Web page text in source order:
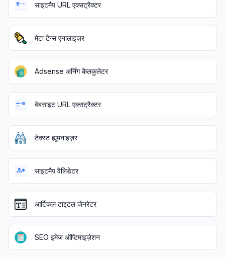
साइटमैप URL एक्सट्रैक्टर
मेटा टैग्स एनालाइज़र
Adsense अर्निंग कैलकुलेटर
वेबसाइट URL एक्सट्रैक्टर
टेक्स्ट ह्यूमनाइज़र
साइटमैप वैलिडेटर
आर्टिकल टाइटल जेनरेटर
SEO इमेज ऑप्टिमाइज़ेशन